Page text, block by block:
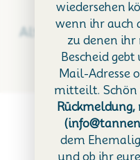
Altersvorsorge
wiedersehen
wenn ihr auch
zu denen ihr
Bescheid
Mail-Adresse
mitteilt. Schön
(
dem
und ob ihr